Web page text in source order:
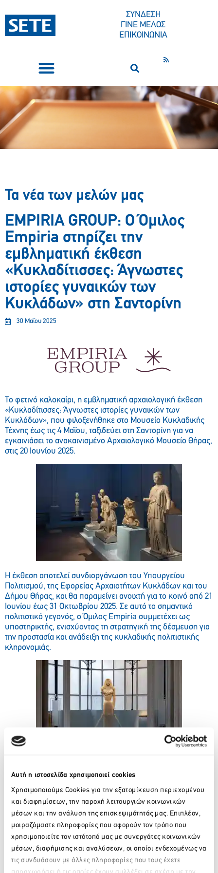
Αυτή η ιστοσελίδα χρησιμοποιεί cookies
Χρησιμοποιούμε Cookies για την εξατομίκευση περιεχομένου
και διαφημίσεων, την παροχή λειτουργιών κοινωνικών
μέσων και την ανάλυση της επισκεψιμότητάς μας. Επιπλέον,
μοιραζόμαστε πληροφορίες που αφορούν τον τρόπο που
χρησιμοποιείτε τον ιστότοπό μας με συνεργάτες κοινωνικών
μέσων, διαφήμισης και αναλύσεων, οι οποίοι ενδεχομένως να
τις συνδυάσουν με άλλες πληροφορίες που τους έχετε
ΣΥΝΔΕΣΗ
ΓΙΝΕ ΜΕΛΟΣ
ΕΠΙΚΟΙΝΩΝΙΑ
Τα νέα των μελών μας
EMPIRIA GROUP: Ο Όμιλος
Empiria στηρίζει την
εμβληματική έκθεση
«Κυκλαδίτισσες: Άγνωστες
ιστορίες γυναικών των
Κυκλάδων» στη Σαντορίνη
30 Μαΐου 2025
Το φετινό καλοκαίρι, η εμβληματική αρχαιολογική έκθεση
«Κυκλαδίτισσες: Άγνωστες ιστορίες γυναικών των
Κυκλάδων», που φιλοξενήθηκε στο Μουσείο Κυκλαδικής
Τέχνης έως τις 4 Μαΐου, ταξιδεύει στη Σαντορίνη για να
εγκαινιάσει το ανακαινισμένο Αρχαιολογικό Μουσείο Θήρας,
στις 20 Ιουνίου 2025.
Η έκθεση αποτελεί συνδιοργάνωση του Υπουργείου
Πολιτισμού, της Εφορείας Αρχαιοτήτων Κυκλάδων και του
Δήμου Θήρας, και θα παραμείνει ανοιχτή για το κοινό από 21
Ιουνίου έως 31 Οκτωβρίου 2025. Σε αυτό το σημαντικό
πολιτιστικό γεγονός, ο Όμιλος Empiria συμμετέχει ως
υποστηρικτής, ενισχύοντας τη στρατηγική της δέσμευση για
την προστασία και ανάδειξη της κυκλαδικής πολιτιστικής
κληρονομιάς.
Η εν λόγω χορηγία εντάσσεται σε ένα ευρύτερο πλαίσιο
και την πολιτιστική συνείδηση στις Κυκλάδες, στοχεύοντας
στην ουσιαστική σύνδεση του επισκέπτη με την
αυθεντικότητα των τόπων. Η έκθεση, με επιστημονική
επιμέλεια των Δρ. Δημήτρη Αθανασούλη, Δρ. Παναγιώτη
Ιωσήφ και Δρ. Ιωάννη Φάππα, φωτίζει αθέατες πτυχές της
γυναικείας παρουσίας στις Κυκλάδες μέσα από
αρχαιολογικά ευρήματα και αφηγήσεις.